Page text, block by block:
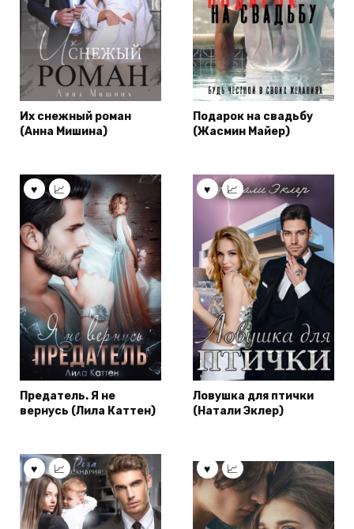
Их снежный роман
(Анна Мишина)
Подарок на свадьбу
(Жасмин Майер)
Предатель. Я не
вернусь (Лила Каттен)
Ловушка для птички
(Натали Эклер)